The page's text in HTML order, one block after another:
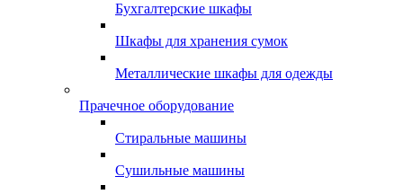
Бухгалтерские шкафы
Шкафы для хранения сумок
Металлические шкафы для одежды
Прачечное оборудование
Стиральные машины
Сушильные машины